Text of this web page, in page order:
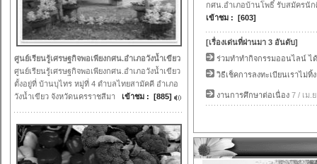
ศูนย์เรียนรู้เศรษฐกิจพอเพียงกศน.อำเภอวังน้ำเขียว
ศูนย์เรียนรู้เศรษฐกิจพอเพียงกศน.อำเภอวังน้ำเขียว
ตั้งอยู่ที่ บ้านบุไทร หมู่ที่ 4 ตำบลไทยสามัคคี อำเภอ
วังน้ำเขียว จังหวัดนครราชสีมา
เข้าชม : [885]
กศน.อำเภอบ้านโพธิ์ รับสมัครนั
เข้าชม : [603]
[เรื่องเด่นที่ผ่านมา 3 อันดับ]
ร่วมทำทำกิจกรรมออนไลน์ ไ
วิธีเช็คการลงทะเบียนเราไม่ทิ้
งานการศึกษาต่อเนื่อง 7 / เม.